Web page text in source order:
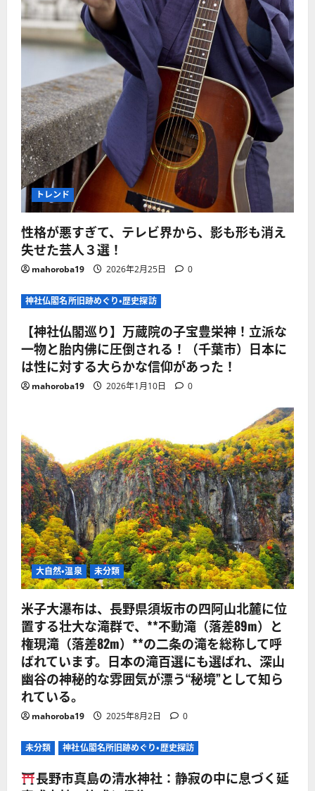
トレンド
性格が悪すぎて、テレビ界から、影も形も消え
失せた芸人３選！
mahoroba19 2026年2月25日 0
神社仏閣名所旧跡めぐり・歴史探訪
【神社仏閣巡り】万蔵院の子宝豊栄神！立派な
一物と胎内佛に圧倒される！（千葉市）日本に
は性に対する大らかな信仰があった！
mahoroba19 2026年1月10日 0
大自然・温泉 未分類
米子大瀑布は、長野県須坂市の四阿山北麓に位
置する壮大な滝群で、**不動滝（落差89m）と
権現滝（落差82m）**の二条の滝を総称して呼
ばれています。日本の滝百選にも選ばれ、深山
幽谷の神秘的な雰囲気が漂う“秘境”として知ら
れている。
mahoroba19 2025年8月2日 0
未分類 神社仏閣名所旧跡めぐり・歴史探訪
長野市真島の清水神社：静寂の中に息づく延